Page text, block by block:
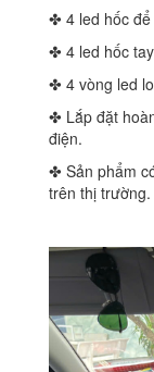
✤ 4 led hốc
✤ 4 led hốc
✤ 4 vòng led
✤ Lắp đặt
điện.
✤ Sản phẩm
trên thị trường.